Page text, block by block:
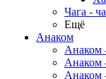
Чага -
Ещё
Анаком
Анаком
Анаком
Анаком